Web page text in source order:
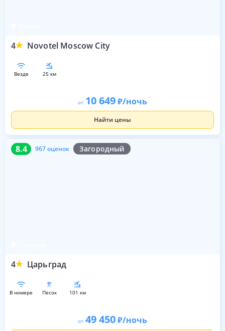
4 Novotel Moscow City
везде 25 км
от 10 649 /ночь
Найти цены
8.4 967 оценок Загородный
4 Царьград
8.4 967 оценок
в номере песок 101 км
от 49 450 /ночь